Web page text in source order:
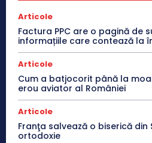
Articole
Factura PPC are o pagină de
informațiile care contează la
Articole
Cum a batjocorit până la
erou aviator al României
Articole
Franţa salvează o biserică din
ortodoxie